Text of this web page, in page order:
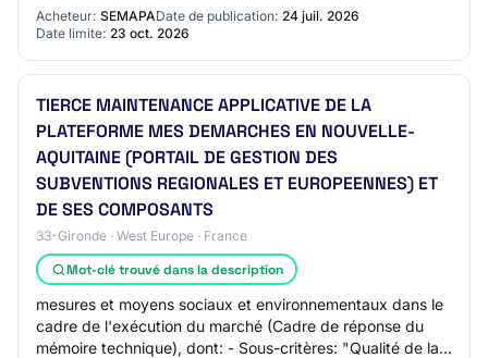
Acheteur: SEMAPADate de publication: 24 juil. 2026
Date limite: 23 oct. 2026
TIERCE MAINTENANCE APPLICATIVE DE LA
PLATEFORME MES DEMARCHES EN NOUVELLE-
AQUITAINE (PORTAIL DE GESTION DES
SUBVENTIONS REGIONALES ET EUROPEENNES) ET
DE SES COMPOSANTS
33-Gironde · West Europe · France
Mot-clé trouvé dans la description
mesures et moyens sociaux et environnementaux dans le
cadre de l'exécution du marché (Cadre de réponse du
mémoire technique), dont: - Sous-critères: "Qualité de la